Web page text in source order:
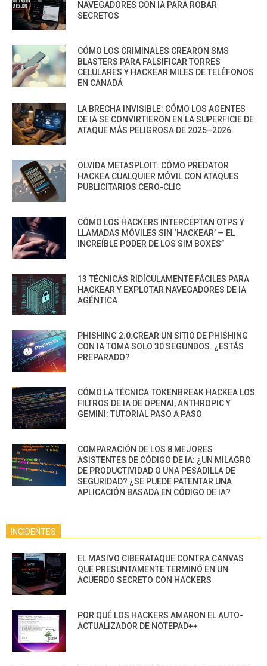
NAVEGADORES CON IA PARA ROBAR
SECRETOS
CÓMO LOS CRIMINALES CREARON SMS
BLASTERS PARA FALSIFICAR TORRES
CELULARES Y HACKEAR MILES DE TELÉFONOS
EN CANADÁ
LA BRECHA INVISIBLE: CÓMO LOS AGENTES
DE IA SE CONVIRTIERON EN LA SUPERFICIE DE
ATAQUE MÁS PELIGROSA DE 2025–2026
OLVIDA METASPLOIT: CÓMO PREDATOR
HACKEA CUALQUIER MÓVIL CON ATAQUES
PUBLICITARIOS CERO-CLIC
CÓMO LOS HACKERS INTERCEPTAN OTPS Y
LLAMADAS MÓVILES SIN ‘HACKEAR’ — EL
INCREÍBLE PODER DE LOS SIM BOXES”
13 TÉCNICAS RIDÍCULAMENTE FÁCILES PARA
HACKEAR Y EXPLOTAR NAVEGADORES DE IA
AGÉNTICA
PHISHING 2.0:CREAR UN SITIO DE PHISHING
CON IA TOMA SOLO 30 SEGUNDOS. ¿ESTÁS
PREPARADO?
CÓMO LA TÉCNICA TOKENBREAK HACKEA LOS
FILTROS DE IA DE OPENAI, ANTHROPIC Y
GEMINI: TUTORIAL PASO A PASO
COMPARACIÓN DE LOS 8 MEJORES
ASISTENTES DE CÓDIGO DE IA: ¿UN MILAGRO
DE PRODUCTIVIDAD O UNA PESADILLA DE
SEGURIDAD? ¿SE PUEDE PATENTAR UNA
APLICACIÓN BASADA EN CÓDIGO DE IA?
INCIDENTES
EL MASIVO CIBERATAQUE CONTRA CANVAS
QUE PRESUNTAMENTE TERMINÓ EN UN
ACUERDO SECRETO CON HACKERS
POR QUÉ LOS HACKERS AMARON EL AUTO-
ACTUALIZADOR DE NOTEPAD++